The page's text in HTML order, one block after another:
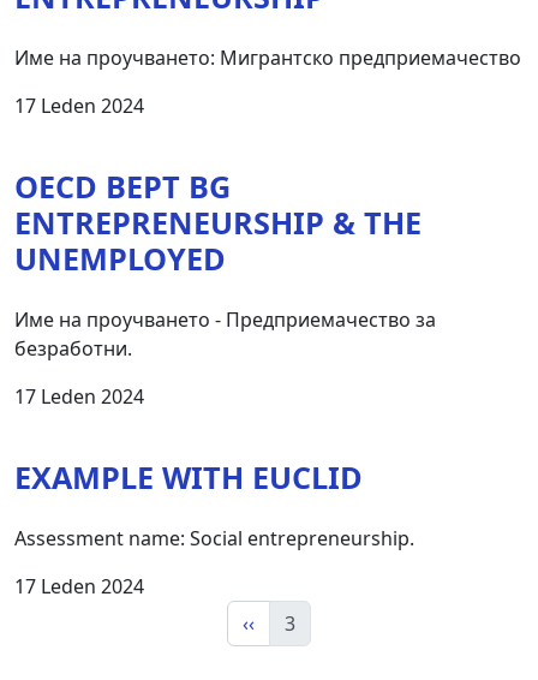
Име на проучването: Мигрантско предприемачество
17 Leden 2024
OECD BEPT BG
ЕNTREPRENEURSHIP & THE
UNEMPLOYED
Име на проучването - Предприемачество за
безработни.
17 Leden 2024
EXAMPLE WITH EUCLID
Assessment name: Social entrepreneurship.
17 Leden 2024
‹‹
3